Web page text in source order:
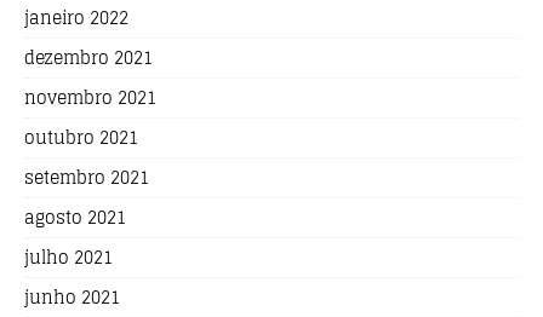
janeiro 2022
dezembro 2021
novembro 2021
outubro 2021
setembro 2021
agosto 2021
julho 2021
junho 2021